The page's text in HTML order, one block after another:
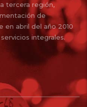
tercera región,
de
en abril del año 2010
integrales.